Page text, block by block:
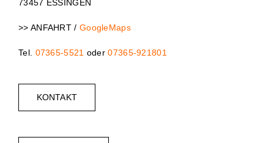
73457 ESSINGEN
>> ANFAHRT / GoogleMaps
Tel. 07365-5521 oder07365-921801
KONTAKT